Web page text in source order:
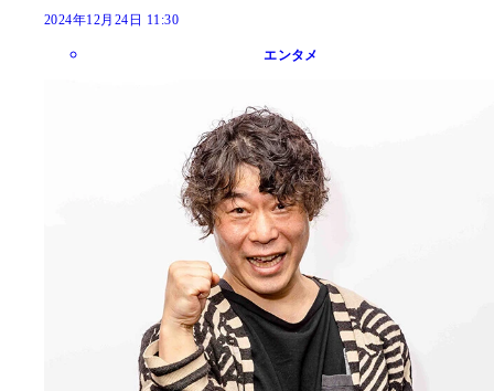
2024年12月24日 11:30
エンタメ